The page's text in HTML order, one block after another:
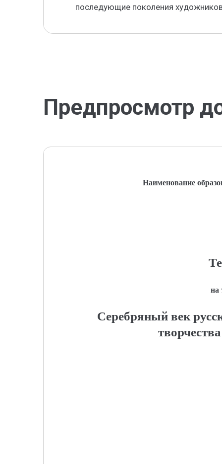
последующие поколения
Предпросмотр
Наименование
на
Серебряный век